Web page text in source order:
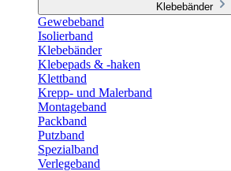
Klebebänder
Gewebeband
Isolierband
Klebebänder
Klebepads & -haken
Klettband
Krepp- und Malerband
Montageband
Packband
Putzband
Spezialband
Verlegeband